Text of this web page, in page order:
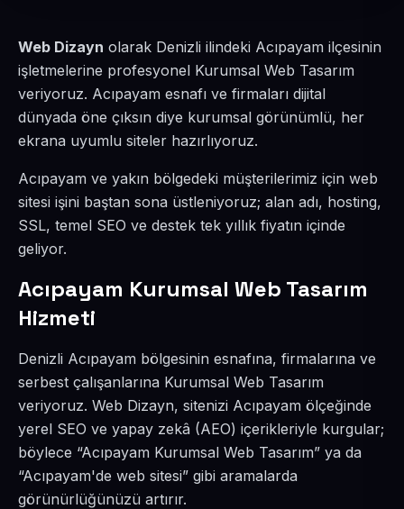
Web Dizayn olarak Denizli ilindeki Acıpayam ilçesinin
işletmelerine profesyonel Kurumsal Web Tasarım
veriyoruz. Acıpayam esnafı ve firmaları dijital
dünyada öne çıksın diye kurumsal görünümlü, her
ekrana uyumlu siteler hazırlıyoruz.
Acıpayam ve yakın bölgedeki müşterilerimiz için web
sitesi işini baştan sona üstleniyoruz; alan adı, hosting,
SSL, temel SEO ve destek tek yıllık fiyatın içinde
geliyor.
Acıpayam Kurumsal Web Tasarım
Hizmeti
Denizli Acıpayam bölgesinin esnafına, firmalarına ve
serbest çalışanlarına Kurumsal Web Tasarım
veriyoruz. Web Dizayn, sitenizi Acıpayam ölçeğinde
yerel SEO ve yapay zekâ (AEO) içerikleriyle kurgular;
böylece “Acıpayam Kurumsal Web Tasarım” ya da
“Acıpayam'de web sitesi” gibi aramalarda
görünürlüğünüzü artırır.